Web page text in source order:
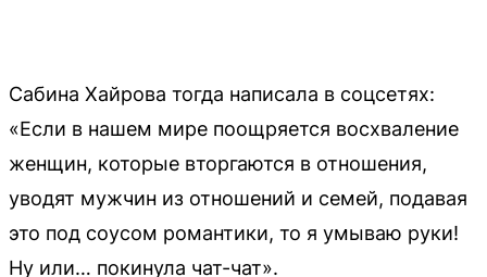
Сабина Хайрова тогда написала в соцсетях:
«Если в нашем мире поощряется восхваление
женщин, которые вторгаются в отношения,
уводят мужчин из отношений и семей, подавая
это под соусом романтики, то я умываю руки!
Ну или… покинула чат-чат».